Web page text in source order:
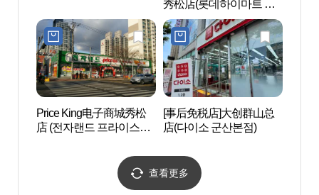
秀松店(롯데하이마트 수
송점)
Price King电子商城秀松
店 (전자랜드 프라이스킹
[事后免税店]大创群山总
店(다이소 군산본점)
查看更多